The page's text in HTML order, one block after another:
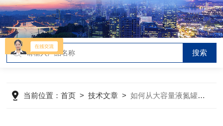
当前位置：首页 >技术文章 >如何从大容量液氮罐中转移液氮？